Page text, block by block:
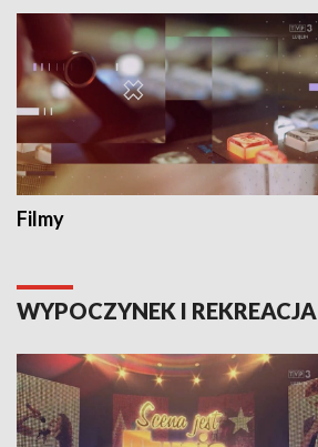
Filmy
WYPOCZYNEK I REKREACJA